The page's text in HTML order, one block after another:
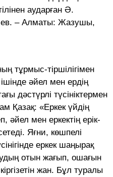
аударған Ә.
– Алматы: Жазушы,
тұрмыс-тіршілігімен
әйел мен ердің
дәстүрлі түсініктермен
Қазақ: «Еркек үйдің
әйел мен еркектің ерік-
Яғни, көшпелі
еркек шаңырақ
отын жағып, ошағын
жан. Бұл туралы